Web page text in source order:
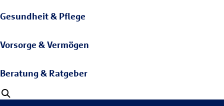
Gesundheit & Pflege
Vorsorge & Vermögen
Beratung & Ratgeber